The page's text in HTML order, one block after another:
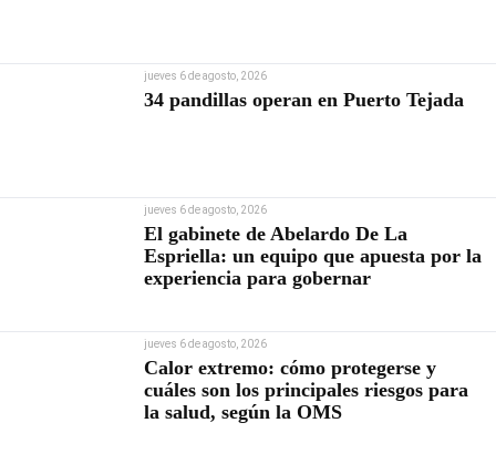
jueves 6 de agosto, 2026
34 pandillas operan en Puerto Tejada
jueves 6 de agosto, 2026
El gabinete de Abelardo De La
Espriella: un equipo que apuesta por la
experiencia para gobernar
jueves 6 de agosto, 2026
Calor extremo: cómo protegerse y
cuáles son los principales riesgos para
la salud, según la OMS